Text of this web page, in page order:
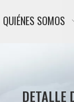
QUIÉNES SOMOS
DETALLE